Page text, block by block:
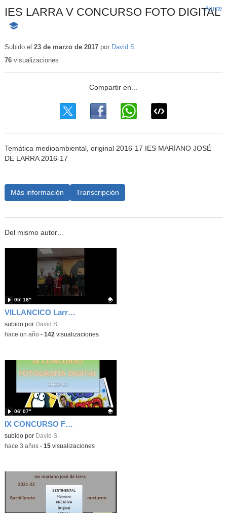
IES LARRA V CONCURSO FOTO DIGITAL
-
educativo
Ajuste
Subido el 23 de marzo de 2017por David S.
76visualizaciones
Temática medioambiental, original 2016-17 IES MARIANO JOSÉ
DE LARRA 2016-17
Más información Transcripción
Del mismo autor…
VILLANCICO Larra Bac Adultos 2024
Contenido educativo.
subido por David S.
05′ 18″
-hace un año- 142 visualizaciones
IX CONCURSO FOTO DIGITAL
Contenido educativo.
subido por David S.
06′ 07″
-hace 3 años- 15visualizaciones